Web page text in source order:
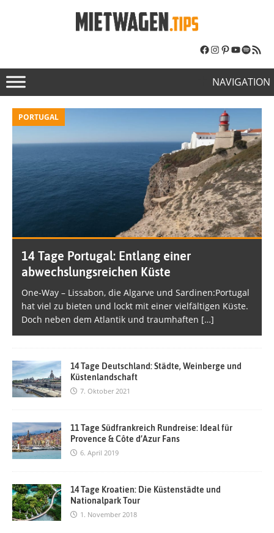
NAVIGATION
PORTUGAL
14 Tage Portugal: Entlang einer
abwechslungsreichen Küste
One-Way – Lissabon, die Algarve und Sardinen:Portugal
hat viel zu bieten und lockt mit einer vielfältigen Küste.
Doch neben dem Atlantik und traumhaften […]
14 Tage Deutschland: Städte, Weinberge und
Küstenlandschaft
7. Oktober 2021
11 Tage Südfrankreich Rundreise: Ideal für
Provence & Côte d’Azur Fans
6. April 2019
14 Tage Kroatien: Die Küstenstädte und
Nationalpark Tour
1. November 2018